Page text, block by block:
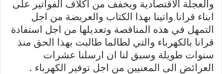
والعجلة الاقتصادية ويخفف من اكلاف الفواتير على
ابناء قرانا واتينا بهذا الكتاب والعريضة من اجل
التمهل في هذه المناقصة وتعديلها من اجل استفادة
قرانا بالكهرباء والتي لطالما طالبت بهذا الحق منذ
سنوات طويلة وسبق لنا ان ارسلنا عشرات
العرائض الى المعنيين من اجل توفير الكهرباء .